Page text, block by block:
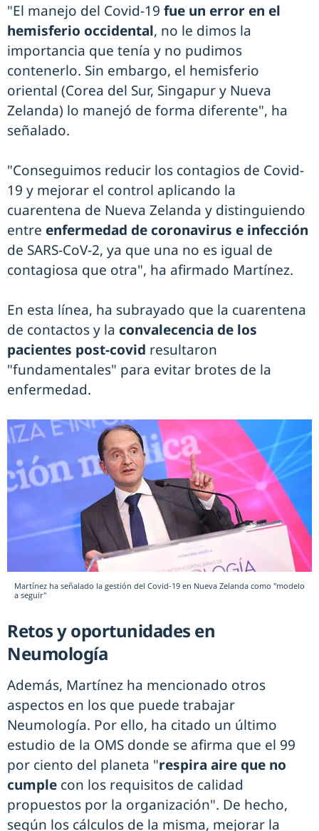
"El manejo del Covid-19 fue un error en el
hemisferio occidental, no le dimos la
importancia que tenía y no pudimos
contenerlo. Sin embargo, el hemisferio
oriental (Corea del Sur, Singapur y Nueva
Zelanda) lo manejó de forma diferente", ha
señalado.
"Conseguimos reducir los contagios de Covid-
19 y mejorar el control aplicando la
cuarentena de Nueva Zelanda y distinguiendo
entre enfermedad de coronavirus e infección
de SARS-CoV-2, ya que una no es igual de
contagiosa que otra", ha afirmado Martínez.
En esta línea, ha subrayado que la cuarentena
de contactos y la convalecencia de los
pacientes post-covid resultaron
"fundamentales" para evitar brotes de la
enfermedad.
Martínez ha señalado la gestión del Covid-19 en Nueva Zelanda como "modelo
a seguir"
Retos y oportunidades en
Neumología
Además, Martínez ha mencionado otros
aspectos en los que puede trabajar
Neumología. Por ello, ha citado un último
estudio de la OMS donde se afirma que el 99
por ciento del planeta "respira aire que no
cumple con los requisitos de calidad
propuestos por la organización". De hecho,
según los cálculos de la misma, mejorar la